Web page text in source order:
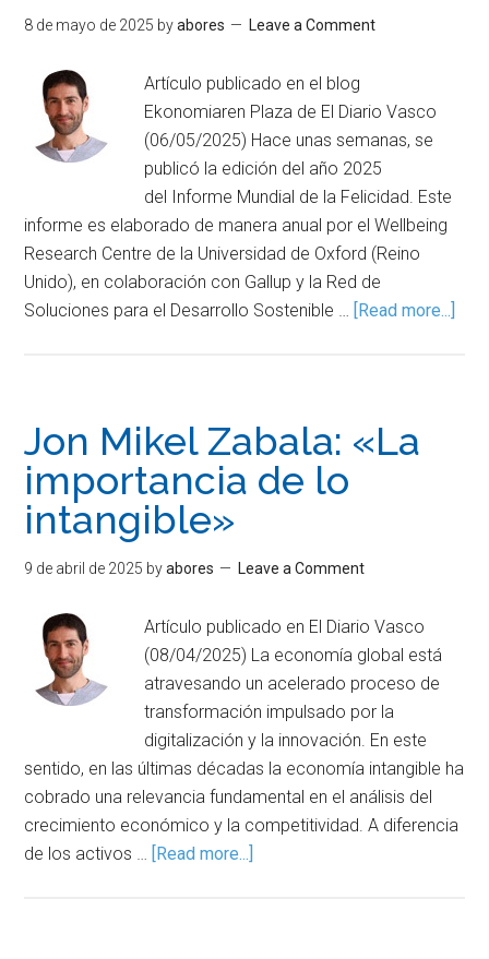
8 de mayo de 2025 byabores Leave a Comment
Artículo publicado en el blog
Ekonomiaren Plaza de El Diario Vasco
(06/05/2025) Hace unas semanas, se
publicó la edición del año 2025
del Informe Mundial de la Felicidad. Este
informe es elaborado de manera anual por el Wellbeing
Research Centre de la Universidad de Oxford (Reino
Unido), en colaboración con Gallup y la Red de
Soluciones para el Desarrollo Sostenible … [Read more...]
Jon Mikel Zabala: «La
importancia de lo
intangible»
9 de abril de 2025 byabores Leave a Comment
Artículo publicado en El Diario Vasco
(08/04/2025) La economía global está
atravesando un acelerado proceso de
transformación impulsado por la
digitalización y la innovación. En este
sentido, en las últimas décadas la economía intangible ha
cobrado una relevancia fundamental en el análisis del
crecimiento económico y la competitividad. A diferencia
de los activos … [Read more...]